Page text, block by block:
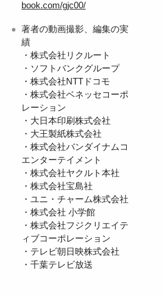
book.com/gjc00/
著者の動画撮影、編集の実
績
・株式会社リクルート
・ソフトバンクグループ
・株式会社NTTドコモ
・株式会社ベネッセコーポ
レーション
・大日本印刷株式会社
・大王製紙株式会社
・株式会社バンダイナムコ
エンターテイメント
・株式会社ヤクルト本社
・株式会社宝島社
・ユニ・チャーム株式会社
・株式会社 小学館
・株式会社フジクリエイテ
ィブコーポレーション
・テレビ朝日映株式会社
・千葉テレビ放送